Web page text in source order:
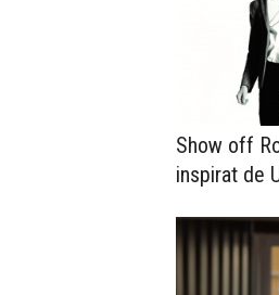
Show off
inspirat de